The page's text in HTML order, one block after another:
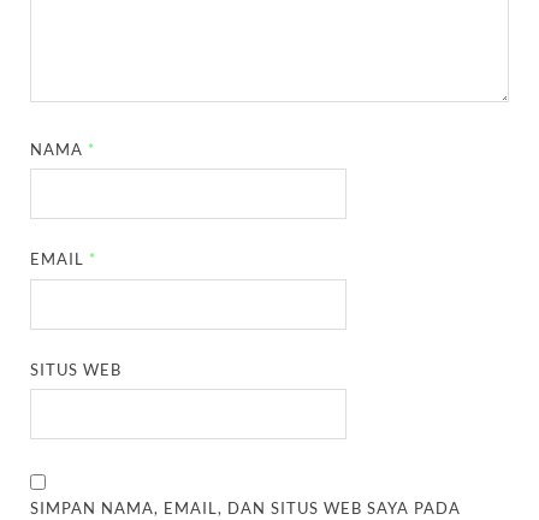
NAMA *
EMAIL *
SITUS WEB
SIMPAN NAMA, EMAIL, DAN SITUS WEB SAYA PADA